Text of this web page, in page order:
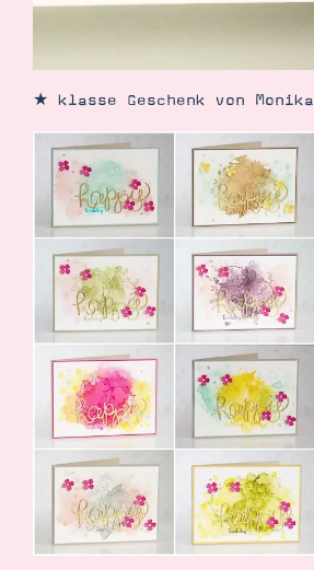
Tipps & Tricks
Ordnungstipps
Suche Impressum Datenschutz
★ klasse Geschenk von Monika